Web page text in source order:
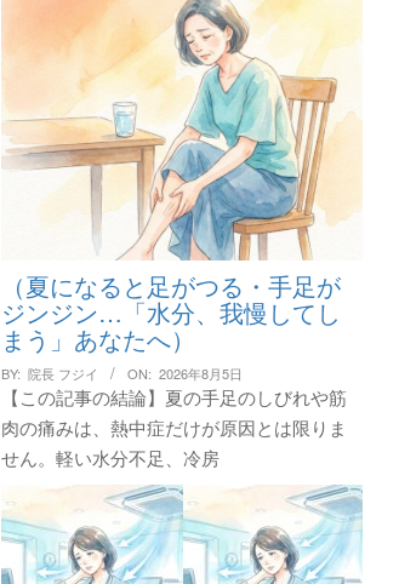
（夏になると足がつる・手足が
ジンジン…「水分、我慢してし
まう」あなたへ）
BY: 院長 フジイ ON: 2026年8月5日
【この記事の結論】夏の手足のしびれや筋
肉の痛みは、熱中症だけが原因とは限りま
せん。軽い水分不足、冷房